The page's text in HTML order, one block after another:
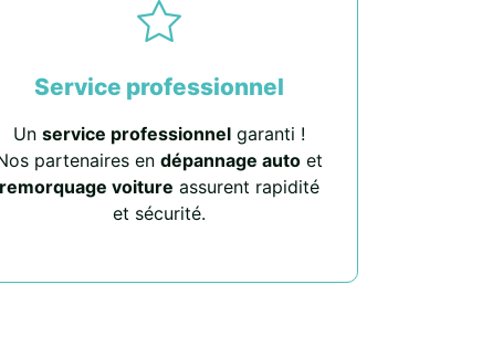
Service professionnel
Un service professionnel garanti !
partenaires en dépannage auto et
remorquage voiture assurent rapidité
et sécurité.